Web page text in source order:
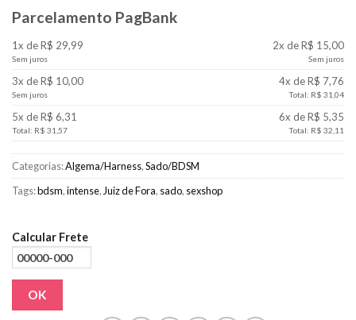
Parcelamento PagBank
1x de R$ 29,99
Sem juros
2x de R$ 15,00
Sem juros
3x de R$ 10,00
Sem juros
4x de R$ 7,76
Total: R$ 31,04
5x de R$ 6,31
Total: R$ 31,57
6x de R$ 5,35
Total: R$ 32,11
Categorias:Algema/Harness,Sado/BDSM
Tags:bdsm,intense, Juiz de Fora, sado, sexshop
Calcular Frete
OK